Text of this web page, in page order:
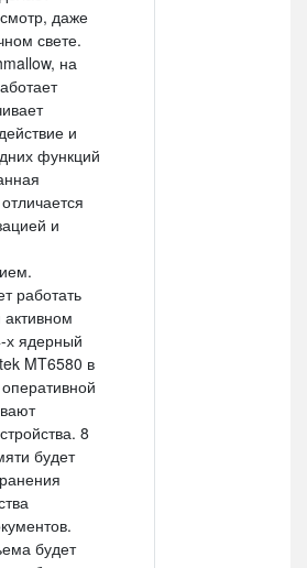
даже
свете.
на
и
функций
и
работать
х ядерный
MT6580 в
8
будет
будет